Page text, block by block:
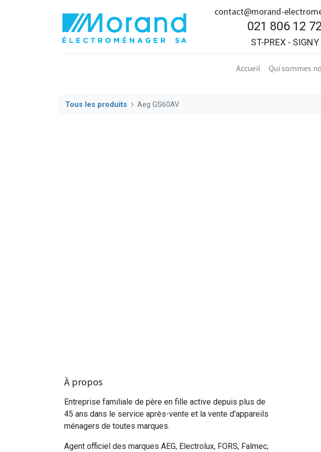
contact@morand-
021 806 12 72
ST-PREX - SIGNY
Accueil​ Qui sommes
Tous les produits Aeg GS60AV
À propos
Entreprise familiale de père en fille active depuis plus de
45 ans dans le service après-vente et la vente d'appareils
ménagers de toutes marques.
Agent officiel des marques AEG, Electrolux, FORS, Falmec,